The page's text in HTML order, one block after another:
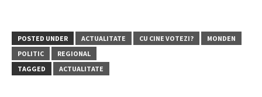
POSTED UNDER ACTUALITATE CU CINE VOTEZI?
MONDEN
POLITIC
REGIONAL
TAGGED
ACTUALITATE